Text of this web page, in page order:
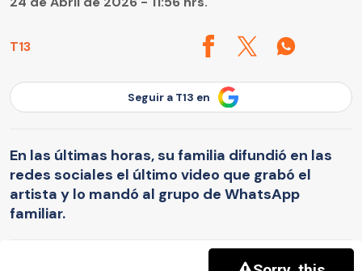
T13
Seguir a T13 en
En las últimas horas, su familia difundió en las
redes sociales el último video que grabó el
artista y lo mandó al grupo de WhatsApp
familiar.